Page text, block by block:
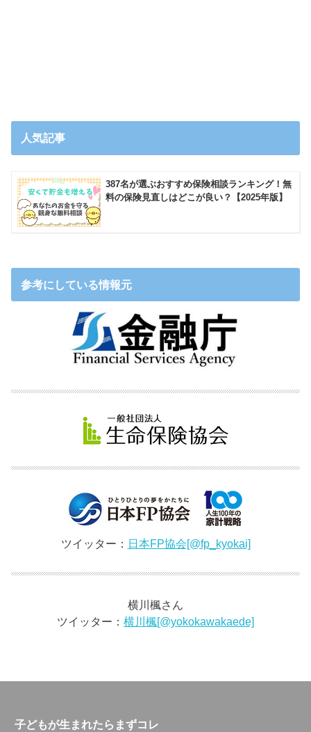
人気記事
387名が選ぶおすすめ保険相談ランキング！無
料の保険見直しはどこが良い？【2025年版】
参考にしている情報元
ツイッター： 日本FP協会[@fp_kyokai]
横川楓さん
ツイッター： 横川楓[@yokokawakaede]
子どもが生まれたらまずコレ